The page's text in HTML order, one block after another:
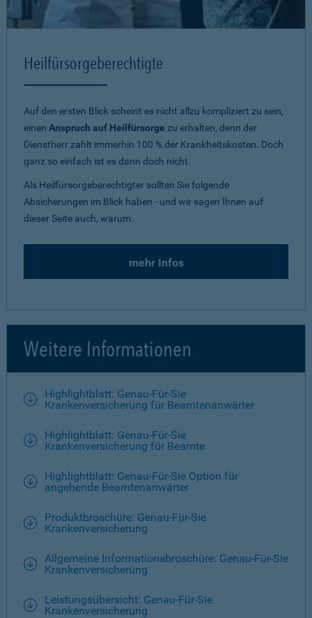
Heilfürsorgeberechtigte
Auf den ersten Blick scheint es nicht allzu kompliziert zu sein,
einen Anspruch auf Heilfürsorge zu erhalten, denn der
Dienstherr zahlt immerhin 100 % der Krankheitskosten. Doch
ganz so einfach ist es dann doch nicht.
Als Heilfürsorgeberechtigter sollten Sie folgende
Absicherungen im Blick haben - und wir sagen Ihnen auf
dieser Seite auch, warum.
mehr Infos
Weitere Informationen
Highlightblatt: Genau-Für-Sie
Krankenversicherung für Beamtenanwärter
Highlightblatt: Genau-Für-Sie
Krankenversicherung für Beamte
Highlightblatt: Genau-Für-Sie Option für
angehende Beamtenanwärter
Produktbroschüre: Genau-Für-Sie
Krankenversicherung
Allgemeine Informationsbroschüre: Genau-Für-Sie
Krankenversicherung
Leistungsübersicht: Genau-Für-Sie
Krankenversicherung